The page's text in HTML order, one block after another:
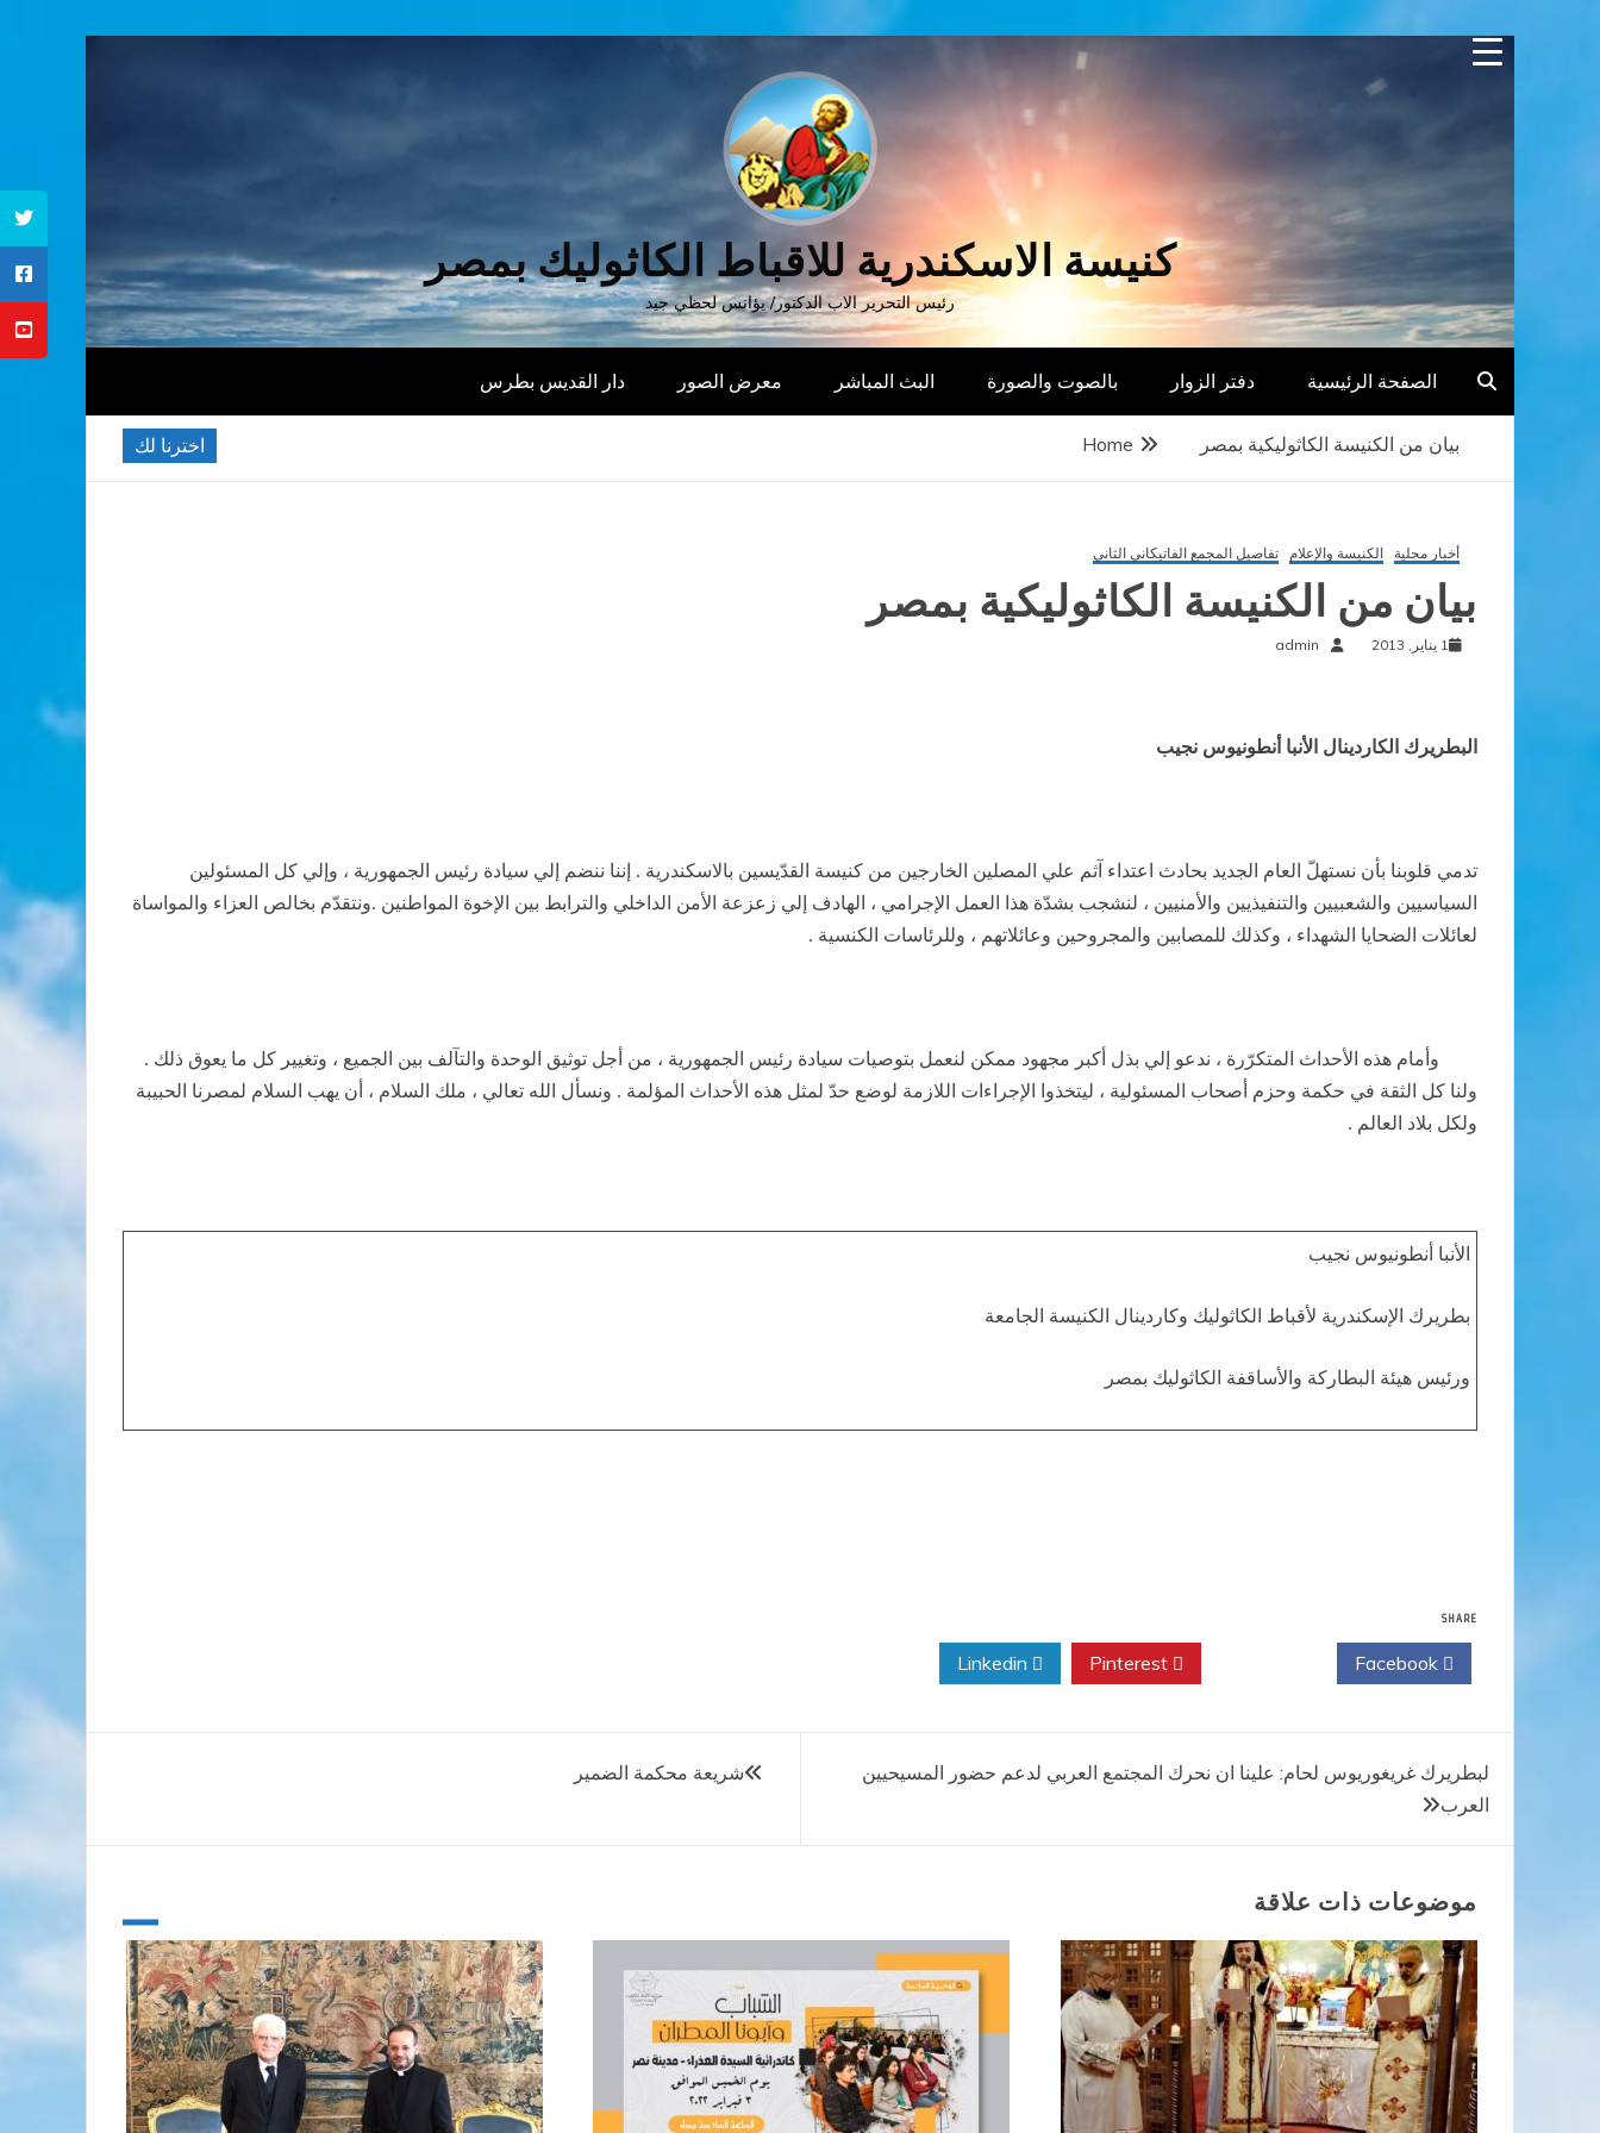
Skip
كنيسة الاسكندرية للاقباط الكاثوليك بمصر
رئيس التحرير الاب الدكتور/ يؤانس لحظي جيد
الصفحة الرئيسية دفتر الزوار بالصوت والصورة البث المباشر معرض الصور دار القديس بطرس
اخترنا لك Home بيان من الكنيسة الكاثوليكية بمصر
أخبار محلية الكنيسة والإعلام تفاصيل المجمع الفاتيكاني الثاني
بيان من الكنيسة الكاثوليكية بمصر
1 يناير, 2013 admin
البطريرك الكاردينال الأنبا أنطونيوس نجيب
تدمي قلوبنا بأن نستهلّ العام الجديد بحادث اعتداء آثم علي المصلين الخارجين من كنيسة القدّيسين بالاسكندرية . إننا ننضم إلي سيادة رئيس الجمهورية ، وإلي كل المسئولين
السياسيين والشعبيين والتنفيذيين والأمنيين ، لنشجب بشدّة هذا العمل الإجرامي ، الهادف إلي زعزعة الأمن الداخلي والترابط بين الإخوة المواطنين .ونتقدّم بخالص العزاء والمواساة
لعائلات الضحايا الشهداء ، وكذلك للمصابين والمجروحين وعائلاتهم ، وللرئاسات الكنسية .
وأمام هذه الأحداث المتكرّرة ، ندعو إلي بذل أكبر مجهود ممكن لنعمل بتوصيات سيادة رئيس الجمهورية ، من أجل توثيق الوحدة والتآلف بين الجميع ، وتغيير كل ما يعوق ذلك .
ولنا كل الثقة في حكمة وحزم أصحاب المسئولية ، ليتخذوا الإجراءات اللازمة لوضع حدّ لمثل هذه الأحداث المؤلمة . ونسأل الله تعالي ، ملك السلام ، أن يهب السلام لمصرنا الحبيبة
ولكل بلاد العالم .
الأنبا أنطونيوس نجيب
بطريرك الإسكندرية لأقباط الكاثوليك وكاردينال الكنيسة الجامعة
ورئيس هيئة البطاركة والأساقفة الكاثوليك بمصر
SHARE
تصفّح
المقالات
شريعة محكمة الضمير
لبطريرك غريغوريوس لحام: علينا ان نحرك المجتمع العربي لدعم حضور المسيحيين
العرب
موضوعات ذات علاقة